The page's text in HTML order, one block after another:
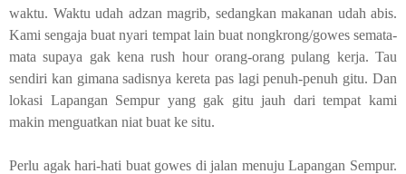
waktu. Waktu udah adzan magrib, sedangkan makanan udah abis.
Kami sengaja buat nyari tempat lain buat nongkrong/gowes semata-
mata supaya gak kena rush hour orang-orang pulang kerja. Tau
sendiri kan gimana sadisnya kereta pas lagi penuh-penuh gitu. Dan
lokasi Lapangan Sempur yang gak gitu jauh dari tempat kami
makin menguatkan niat buat ke situ.
Perlu agak hari-hati buat gowes di jalan menuju Lapangan Sempur.